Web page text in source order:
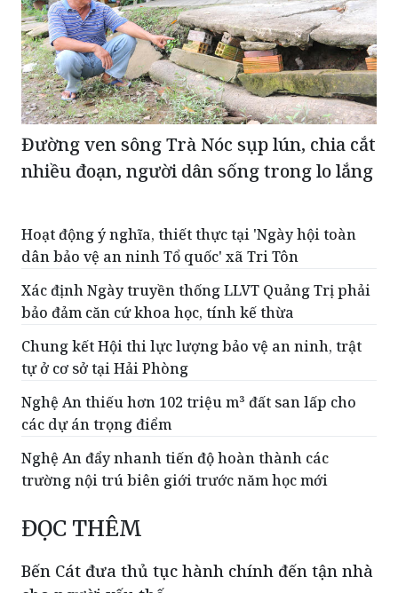
Đường ven sông Trà Nóc sụp lún, chia cắt
nhiều đoạn, người dân sống trong lo lắng
Hoạt động ý nghĩa, thiết thực tại 'Ngày hội toàn
dân bảo vệ an ninh Tổ quốc' xã Tri Tôn
Xác định Ngày truyền thống LLVT Quảng Trị phải
bảo đảm căn cứ khoa học, tính kế thừa
Chung kết Hội thi lực lượng bảo vệ an ninh, trật
tự ở cơ sở tại Hải Phòng
Nghệ An thiếu hơn 102 triệu m³ đất san lấp cho
các dự án trọng điểm
Nghệ An đẩy nhanh tiến độ hoàn thành các
trường nội trú biên giới trước năm học mới
ĐỌC THÊM
Bến Cát đưa thủ tục hành chính đến tận nhà